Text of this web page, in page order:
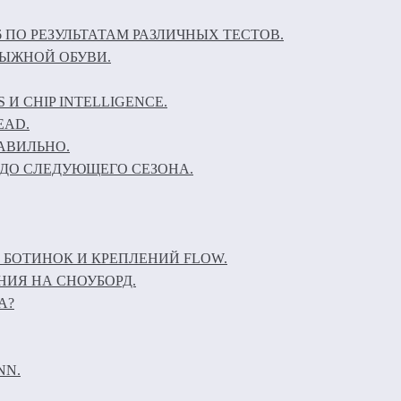
ПО РЕЗУЛЬТАТАМ РАЗЛИЧНЫХ ТЕСТОВ.
ОБУВИ.
CHIP INTELLIGENCE.
СЛЕДУЮЩЕГО СЕЗОНА.
И КРЕПЛЕНИЙ FLOW.
НА СНОУБОРД.